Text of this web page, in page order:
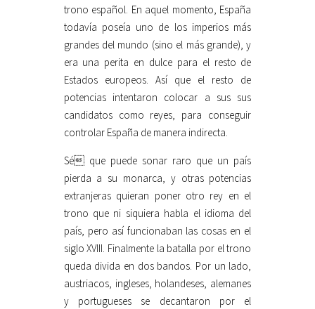
trono español. En aquel momento, España
todavía poseía uno de los imperios más
grandes del mundo (sino el más grande), y
era una perita en dulce para el resto de
Estados europeos. Así que el resto de
potencias intentaron colocar a sus sus
candidatos como reyes, para conseguir
controlar España de manera indirecta.
Sé que puede sonar raro que un país
pierda a su monarca, y otras potencias
extranjeras quieran poner otro rey en el
trono que ni siquiera habla el idioma del
país, pero así funcionaban las cosas en el
siglo XVIII. Finalmente la batalla por el trono
queda divida en dos bandos. Por un lado,
austriacos, ingleses, holandeses, alemanes
y portugueses se decantaron por el